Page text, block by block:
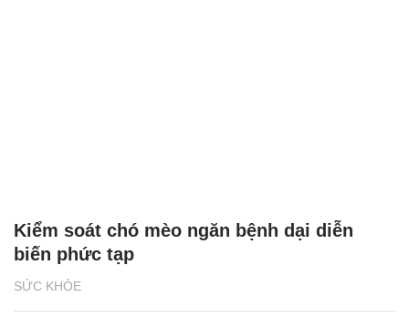
SỨC KHỎE
Kiểm soát chó mèo ngăn bệnh dại diễn
biến phức tạp